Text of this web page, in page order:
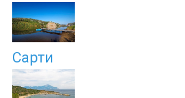
Сарти